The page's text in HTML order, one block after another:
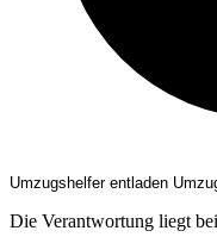
Umzugshelfer entladen
Die Verantwortung liegt